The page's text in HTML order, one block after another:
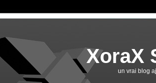
XoraX
un vrai blog